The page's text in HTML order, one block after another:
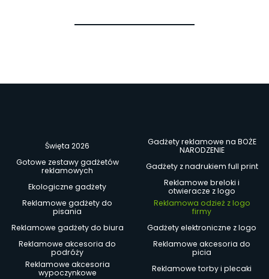
Święta 2026
Gadżety reklamowe na BOŻE
NARODZENIE
Gotowe zestawy gadżetów
reklamowych
Gadżety z nadrukiem full print
Ekologiczne gadżety
Reklamowe breloki i
otwieracze z logo
Reklamowe gadżety do
pisania
Reklamowa odzież z logo
firmy
Reklamowe gadżety do biura
Gadżety elektroniczne z logo
Reklamowe akcesoria do
podróży
Reklamowe akcesoria do
picia
Reklamowe akcesoria
wypoczynkowe
Reklamowe torby i plecaki